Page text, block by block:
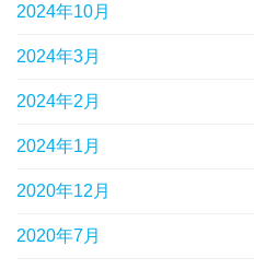
2024年10月
2024年3月
2024年2月
2024年1月
2020年12月
2020年7月